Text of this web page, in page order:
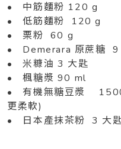
• 中筋麵粉 120 g
• 低筋麵粉 120 g
• 栗粉 60 g
• Demerara 原蔗糖 9
• 米糠油 3 大匙
• 楓糖漿 90 ml
• 有機無糖豆漿 1500
更柔軟)
• 日本產抹茶粉 3 大